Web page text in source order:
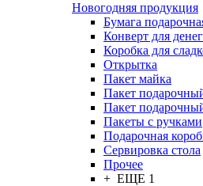
Новогодняя продукция
Бумага
Конверт для денег
Коробка для
Открытка
Пакет майка
Пакет
Пакет
Пакеты с ручками
Подарочная
Сервировка стола
Прочее
+ ЕЩЕ 1